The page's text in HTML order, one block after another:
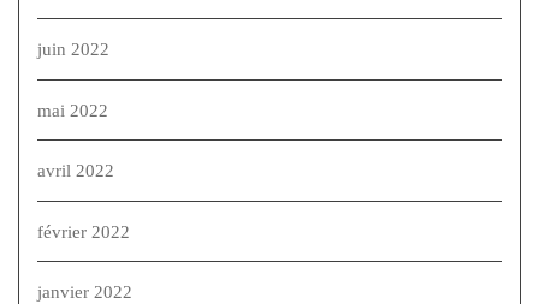
juin 2022
mai 2022
avril 2022
février 2022
janvier 2022